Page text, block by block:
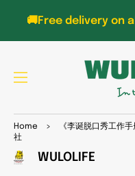
CON
T
🚚Free delivery on
Home >
《李诞脱口秀工作
社
SKIP
TO
DUC
OpenWULOLIFE